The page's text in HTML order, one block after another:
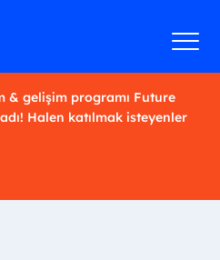
& gelişim programı Future
Halen katılmak isteyenler